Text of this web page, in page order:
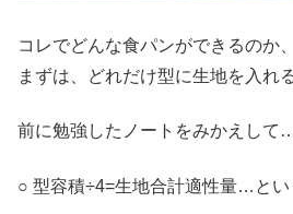
コレでどんな食パンができるのか
まずは、どれだけ型に生地を入れ
前に勉強したノートをみかえして
○ 型容積÷4=生地合計適性量…とい